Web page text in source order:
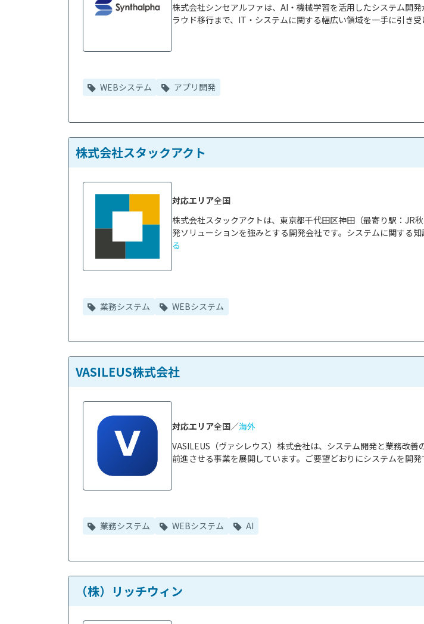
株式会社シンセアルファは、AI・機械学習を活用したシステム開
ラウド移行まで、IT・システムに関する幅広い領域を一手に引き
WEBシステム アプリ開発
株式会社スタックアクト
株式会社スタックアクトは、東京都千代田区神田（最寄り駅：JR
発ソリューションを強みとする開発会社です。システムに関する
る
対応エリア全国
業務システム WEBシステム
VASILEUS株式会社
VASILEUS（ヴァシレウス）株式会社は、システム開発と業務改
前進させる事業を展開しています。ご要望どおりにシステムを開発
対応エリア全国／海外
業務システム WEBシステム AI
（株）リッチウィン